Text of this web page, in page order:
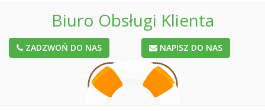
Biuro Obsługi Klienta
ZADZWOŃ DO NAS NAPISZ DO NAS